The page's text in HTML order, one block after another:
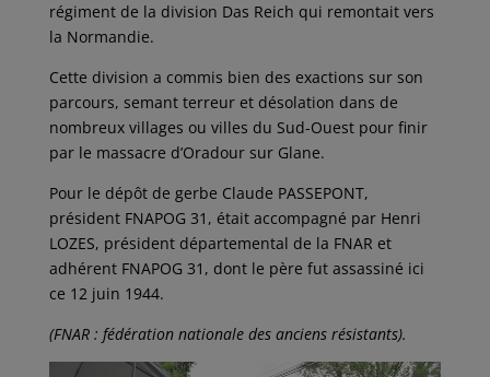
régiment de la division Das Reich qui remontait vers
la Normandie.
Cette division a commis bien des exactions sur son
parcours, semant terreur et désolation dans de
nombreux villages ou villes du Sud-Ouest pour finir
par le massacre d’Oradour sur Glane.
Pour le dépôt de gerbe Claude PASSEPONT,
président FNAPOG 31, était accompagné par Henri
LOZES, président départemental de la FNAR et
adhérent FNAPOG 31, dont le père fut assassiné ici
ce 12 juin 1944.
(FNAR : fédération nationale des anciens résistants).